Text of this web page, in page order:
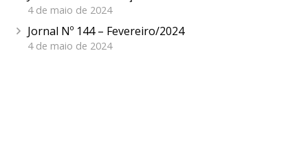
Jornal Nº 145 – Março/2024
4 de maio de 2024
Jornal Nº 144 – Fevereiro/2024